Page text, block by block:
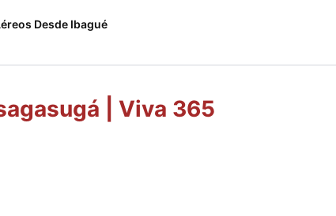
Desde Ibagué
| Viva 365